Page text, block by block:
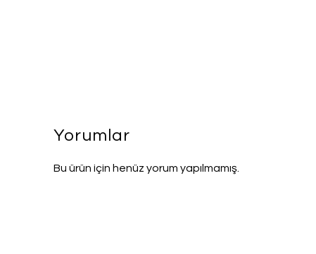
Yorumlar
Bu ürün için henüz yorum yapılmamış.